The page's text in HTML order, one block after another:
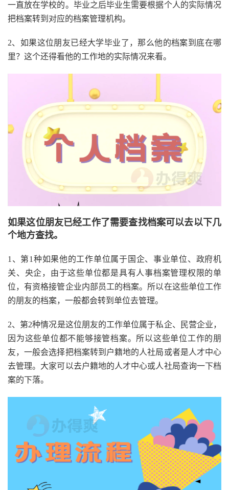
一直放在学校的。毕业之后毕业生需要根据个人的实际情况
把档案转到对应的档案管理机构。
2、如果这位朋友已经大学毕业了，那么他的档案到底在哪
里？这个还得看他的工作地的实际情况来看。
如果这位朋友已经工作了需要查找档案可以去以下几
个地方查找。
1、第1种如果他的工作单位属于国企、事业单位、政府机
关、央企，由于这些单位都是具有人事档案管理权限的单
位，有资格接管企业内部员工的档案。所以在这些单位工作
的朋友的档案，一般都会转到单位去管理。
2、第2种情况是这位朋友的工作单位属于私企、民营企业，
因为这些单位都不能够接管档案。所以这些单位工作的朋
友，一般会选择把档案转到户籍地的人社局或者是人才中心
去管理。大家可以去户籍地的人才中心或人社局查询一下档
案的下落。